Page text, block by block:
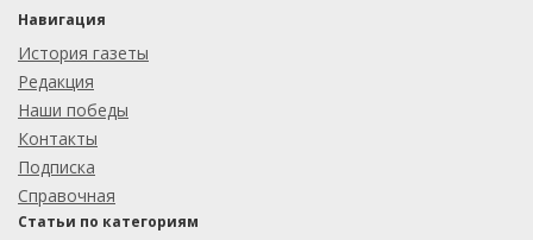
Навигация
История газеты
Редакция
Наши победы
Контакты
Подписка
Справочная
Статьи по категориям